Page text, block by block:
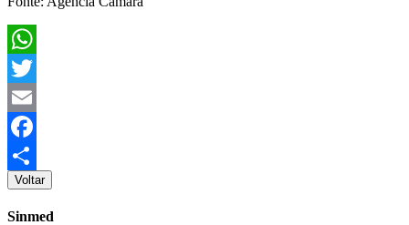
WhatsApp
Twitter
Email
Facebook
Share
Voltar
Sinmed